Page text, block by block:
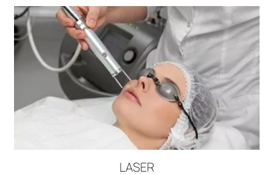
DOCTEUR NICOLAS ABBOUD
Laser